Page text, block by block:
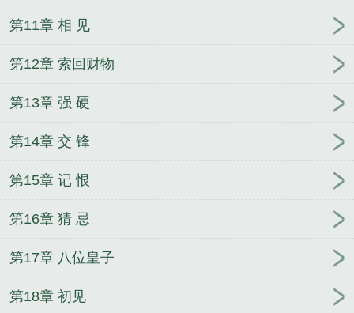
第11章 相 见
第12章 索回财物
第13章 强 硬
第14章 交 锋
第15章 记 恨
第16章 猜 忌
第17章 八位皇子
第18章 初见